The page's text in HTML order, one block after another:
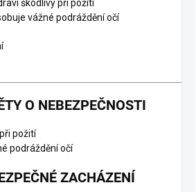
škodlivý při požití
vážné podráždění očí
O NEBEZPEČNOSTI
požití
podráždění očí
ZACHÁZENÍ